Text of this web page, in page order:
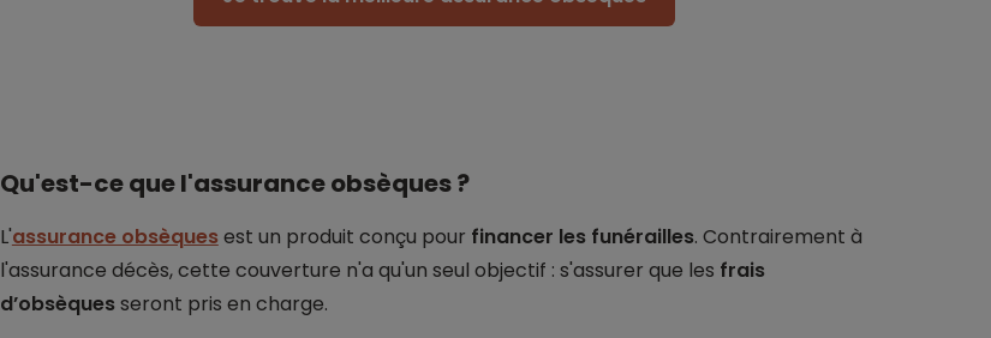
Qu'est-ce que l'assurance obsèques ?
L'assurance obsèquesest un produit conçu pour financer les funérailles. Contrairement à
l'assurance décès, cette couverture n'a qu'un seul objectif : s'assurer que les frais
d’obsèquesseront pris en charge.